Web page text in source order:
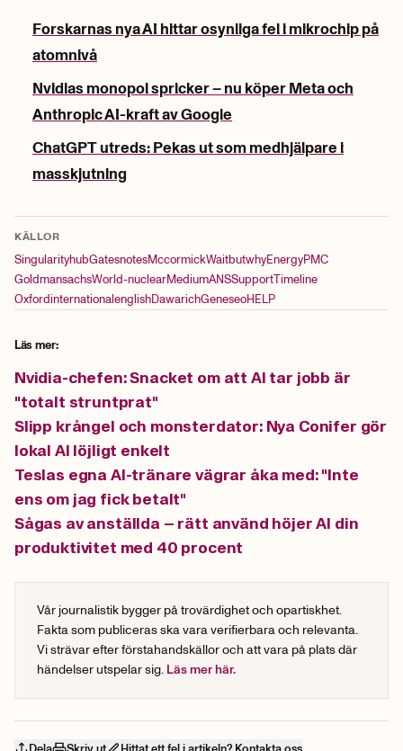
Forskarnas nya AI hittar osynliga fel i mikrochip på
atomnivå
Nvidias monopol spricker – nu köper Meta och
Anthropic AI-kraft av Google
ChatGPT utreds: Pekas ut som medhjälpare i
masskjutning
KÄLLOR
SingularityhubGatesnotesMccormickWaitbutwhyEnergyPMC
GoldmansachsWorld-nuclearMediumANSSupportTimeline
OxfordinternationalenglishDawarichGeneseoHELP
Läs mer:
Nvidia-chefen: Snacket om att AI tar jobb är
"totalt struntprat"
Slipp krångel och monsterdator: Nya Conifer gör
lokal AI löjligt enkelt
Teslas egna AI-tränare vägrar åka med: "Inte
ens om jag fick betalt"
Sågas av anställda – rätt använd höjer AI din
produktivitet med 40 procent
Vår journalistik bygger på trovärdighet och opartiskhet.
Fakta som publiceras ska vara verifierbara och relevanta.
Vi strävar efter förstahandskällor och att vara på plats där
händelser utspelar sig. Läs mer här.